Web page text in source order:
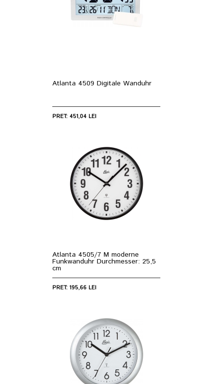
Atlanta 4509 Digitale Wanduhr
PRET: 451,04 LEI
Atlanta 4505/7 M moderne
Funkwanduhr Durchmesser: 25,5
cm
PRET: 195,66 LEI